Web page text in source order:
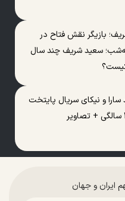
بازیگر نقش فتاح در
سعید شریف چند سال
و نیکای سریال پایتخت
ایران و جهان